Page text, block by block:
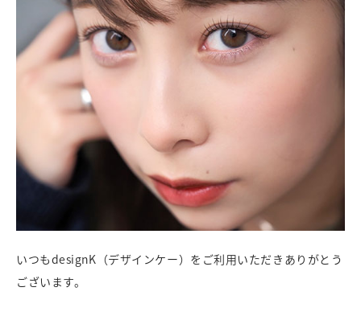
いつもdesignK（デザインケー）をご利用いただきありがとう
ございます。